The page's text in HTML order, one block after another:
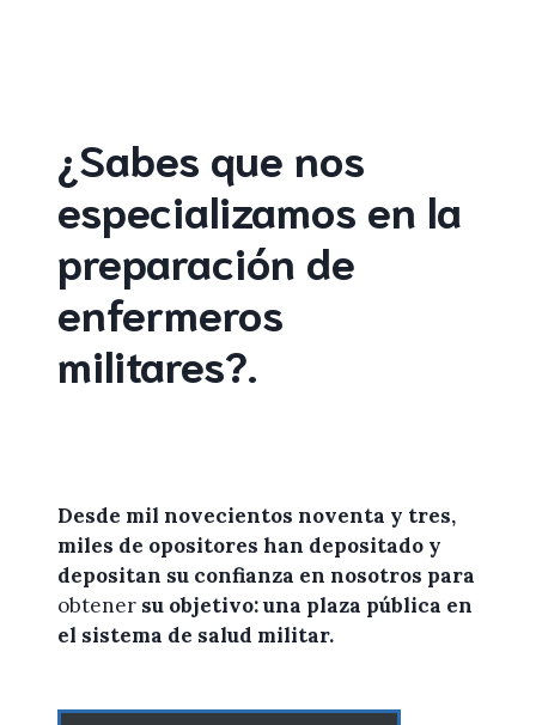
¿Sabes que nos
especializamos en la
preparación de
enfermeros
militares?.
Desde mil novecientos noventa y tres,
miles de opositores han depositado y
depositan su confianza en nosotros para
obtener su objetivo: una plaza pública en
el sistema de salud militar.